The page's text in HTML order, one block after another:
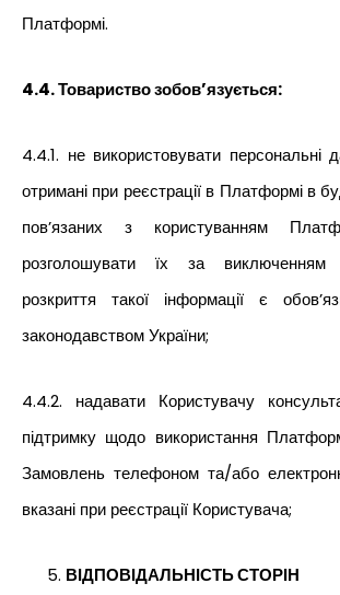
Платформі.
4.4. Товариство зобов’язується:
4.4.1. не використовувати персональні
отримані при реєстрації в Платформі в
пов’язаних з користуванням
розголошувати їх за виключенням
розкриття такої інформації є
законодавством України;
4.4.2. надавати Користувачу
підтримку щодо використання
Замовлень телефоном та/або
вказані при реєстрації Користувача;
ВІДПОВІДАЛЬНІСТЬ СТОРІН